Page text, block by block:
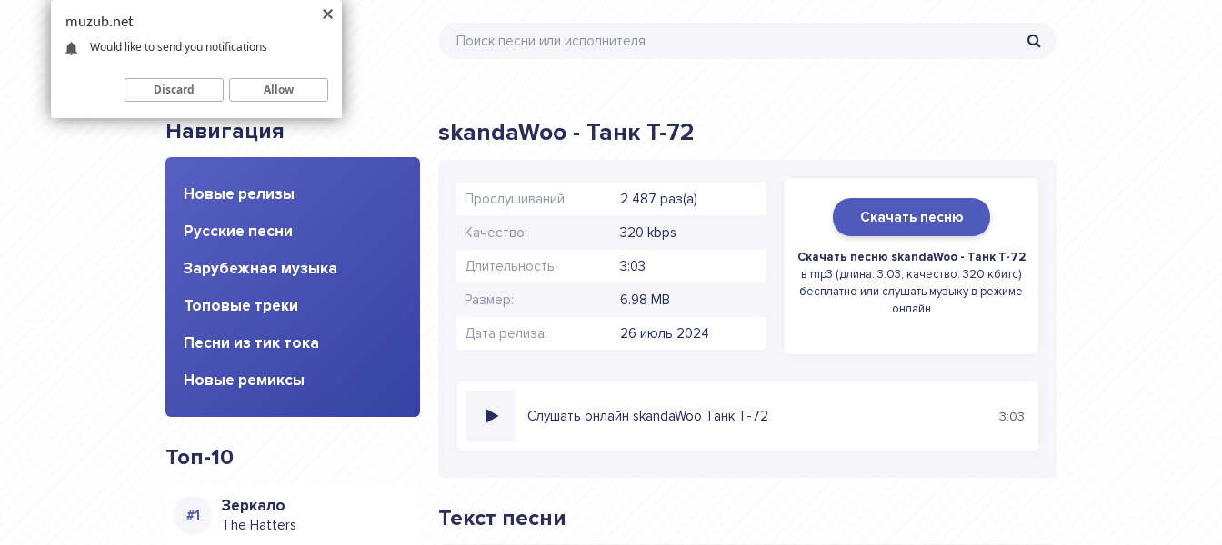
Навигация
Новые релизы
Русские песни
Зарубежная музыка
Топовые треки
Песни из тик тока
Новые ремиксы
Топ-10
Зеркало
The Hatters
skandaWoo - Танк Т-72
Прослушиваний: 2 487 раз(а)
Качество: 320 kbps
Длительность: 3:03
Размер: 6.98 MB
Дата релиза: 26 июль 2024
Скачать песню
Скачать песню skandaWoo - Танк Т-72
в mp3 (длина: 3:03, качество: 320 кбитс)
бесплатно или слушать музыку в режиме
онлайн
Слушать онлайн skandaWoo Танк Т-72 3:03
Текст песни
muzub.net
Would like to send you notifications
Discard Allow